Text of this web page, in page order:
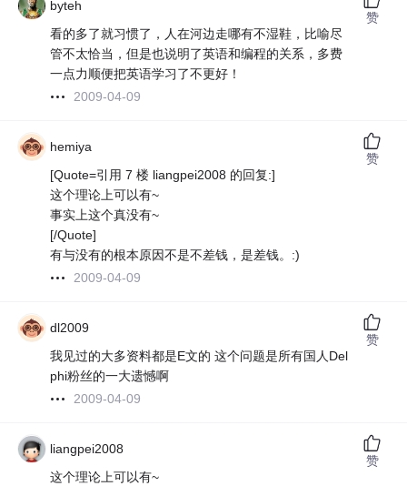
byteh
看的多了就习惯了，人在河边走哪有不湿鞋，比喻尽
管不太恰当，但是也说明了英语和编程的关系，多费
一点力顺便把英语学习了不更好！
2009-04-09
赞
hemiya
[Quote=引用 7 楼 liangpei2008 的回复:]
这个理论上可以有~
事实上这个真没有~
[/Quote]
有与没有的根本原因不是不差钱，是差钱。:)
2009-04-09
赞
dl2009
我见过的大多资料都是E文的 这个问题是所有国人Del
phi粉丝的一大遗憾啊
2009-04-09
赞
liangpei2008
这个理论上可以有~
赞